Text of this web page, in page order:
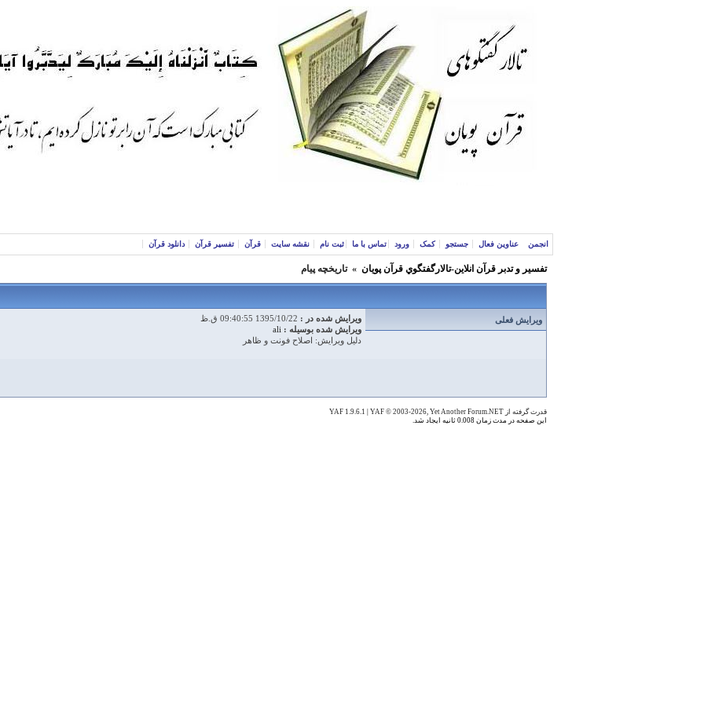
انجمن عناوین فعال جستجو کمک ورود تماس با ما ثبت نام نقشه سایت قرآن تفسیر قرآن دانلود قرآن
تفسير و‌ تدبر قرآن انلاين-تالارگفتگوي قرآن پویان » تاریخچه پیام
ویرایش فعلی ویرایش شده در : 1395/10/22 09:40:55 ق.ظ
ویرایش شده بوسیله : ali
دلیل ویرایش: اصلاح فونت و ظاهر
قدرت گرفته از YAF 1.9.6.1 YAF © 2003-2026, Yet Another Forum.NET
این صفحه در مدت زمان 0.008 ثانیه ایجاد شد.